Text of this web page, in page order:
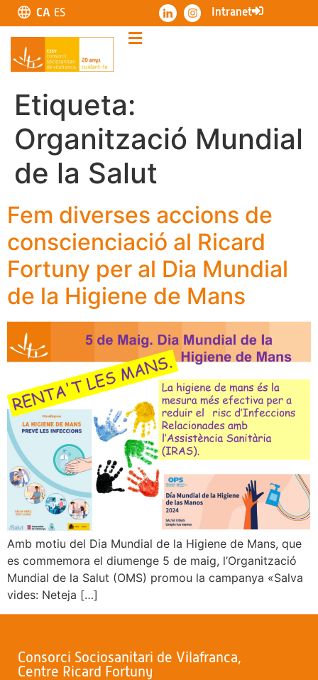
CA ES Intranet
Etiqueta:
Organització Mundial
de la Salut
Fem diverses accions de
conscienciació al Ricard
Fortuny per al Dia Mundial
de la Higiene de Mans
Amb motiu del Dia Mundial de la Higiene de Mans, que
es commemora el diumenge 5 de maig, l’Organització
Mundial de la Salut (OMS) promou la campanya «Salva
vides: Neteja […]
Consorci Sociosanitari de Vilafranca,
Centre Ricard Fortuny